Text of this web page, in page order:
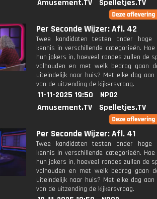
Amusement.TV
Spelletjes.TV
Per Seconde Wijzer: Afl. 42
Twee kandidaten testen onder hoge
kennis in verschillende categorieën.
hun jokers in, hoeveel rondes zullen de
volhouden en met welk bedrag gaan
uiteindelijk naar huis? Met elke dag
van de uitzending de kijkersvraag.
11-11-2025 19:50
NPO2
Amusement.TV
Spelletjes.TV
Per Seconde Wijzer: Afl. 41
Twee kandidaten testen onder hoge
kennis in verschillende categorieën.
hun jokers in, hoeveel rondes zullen de
volhouden en met welk bedrag gaan
uiteindelijk naar huis? Met elke dag
van de uitzending de kijkersvraag.